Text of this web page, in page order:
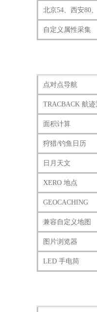
北京54、西安80
自定义属性采集
点对点导航
TRACBACK 航
面积计算
狩猎/钓鱼日历
日月天文
XERO 地点
GEOCACHING
兼容自定义地图
图片浏览器
LED 手电筒